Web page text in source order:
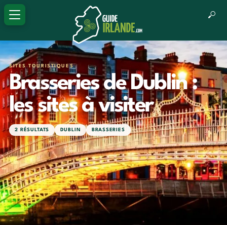
SITES TOURISTIQUES
Brasseries de Dublin :
les sites à visiter
2 RÉSULTATS DUBLIN BRASSERIES